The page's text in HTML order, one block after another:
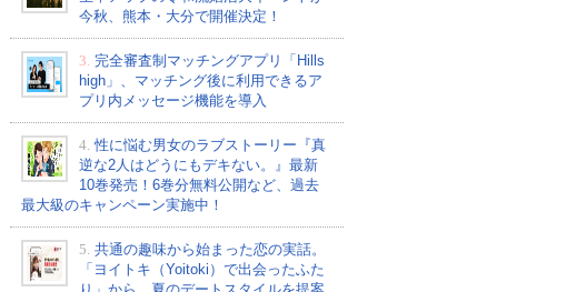
今秋、熊本・大分で開催決定！
3. 完全審査制マッチングアプリ「Hills
high」、マッチング後に利用できるア
プリ内メッセージ機能を導入
4. 性に悩む男女のラブストーリー『真
逆な2人はどうにもデキない。』最新
10巻発売！6巻分無料公開など、過去
最大級のキャンペーン実施中！
5. 共通の趣味から始まった恋の実話。
「ヨイトキ（Yoitoki）で出会ったふた
り」から、夏のデートスタイルを提案